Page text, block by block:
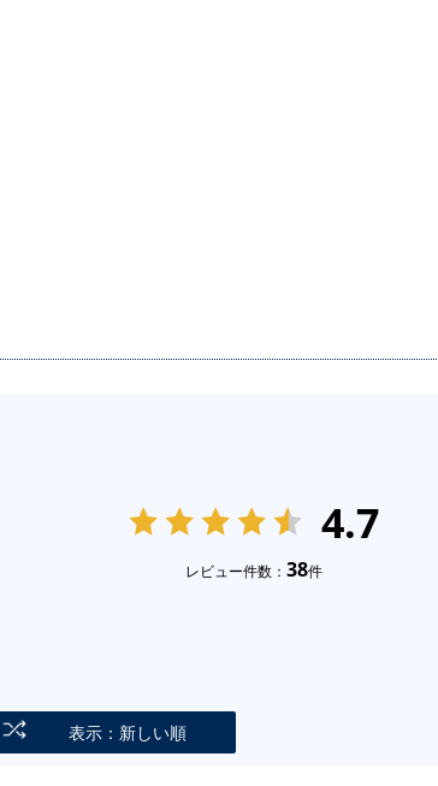
4.7
レビュー件数： 38件
表示：新しい順